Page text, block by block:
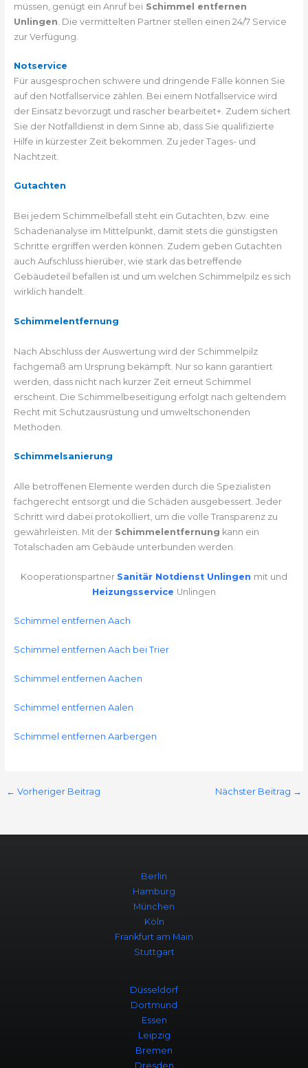
müssen, genügt ein Anruf bei Schimmel entfernen
Unlingen . Die vermittelten Partner stellen einen 24/7 Service
zur Verfügung.
Notservice
Für ausgesprochen schwere und dringende Fälle können Sie
auf den Notfallservice zählen. Bei einem Notfallservice wird
der Einsatz bevorzugt und rascher bearbeitet+. Zudem sichert
Sie der Notfalldienst in dem Sinne ab, dass Sie qualifizierte
Hilfe in kürzester Zeit bekommen. Zu jeder Tages- und
Nachtzeit.
Gutachten
Bei jedem Schimmelbefall steht ein Gutachten, bzw. eine
Schadenanalyse im Mittelpunkt, damit stets die günstigsten
Schritte ergriffen werden können. Zudem geben Gutachten
auch Aufschluss hierüber, wie stark das betreffende
Gebäudeteil befallen ist und um welchen Schimmelpilz es sich
wirklich handelt.
Schimmelentfernung
Nach Abschluss der Auswertung wird der Schimmelpilz
fachgemäß am Ursprung bekämpft. Nur so kann garantiert
werden, dass nicht nach kurzer Zeit erneut Schimmel
erscheint. Die Schimmelbeseitigung erfolgt nach geltendem
Recht mit Schutzausrüstung und umweltschonenden
Methoden.
Schimmelsanierung
Alle betroffenen Elemente werden durch die Spezialisten
fachgerecht entsorgt und die Schäden ausgebessert. Jeder
Schritt wird dabei protokolliert, um die volle Transparenz zu
gewährleisten. Mit der Schimmelentfernung kann ein
Totalschaden am Gebäude unterbunden werden.
Kooperationspartner Sanitär Notdienst Unlingen mit und
Heizungsservice Unlingen
Schimmel entfernen Aach
Schimmel entfernen Aach bei Trier
Schimmel entfernen Aachen
Schimmel entfernen Aalen
Schimmel entfernen Aarbergen
← Vorheriger Beitrag Nächster Beitrag →
Berlin
Hamburg
München
Köln
Frankfurt am Main
Stuttgart
Düsseldorf
Dortmund
Essen
Leipzig
Bremen
Dresden